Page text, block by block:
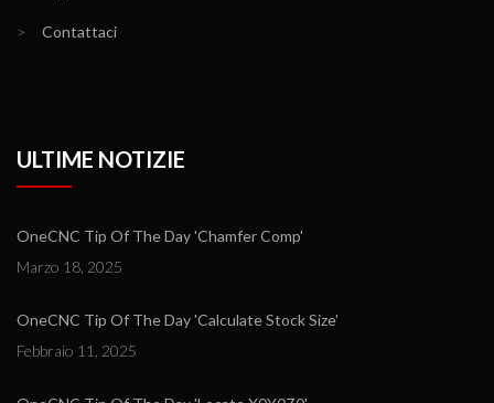
> Contattaci
ULTIME NOTIZIE
OneCNC Tip Of The Day 'Chamfer Comp'
Marzo 18, 2025
OneCNC Tip Of The Day 'Calculate Stock Size'
Febbraio 11, 2025